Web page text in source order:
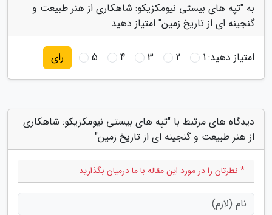
به "تپه های بیستی نیومکزیکو: شاهکاری از هنر طبیعت و
گنجینه ای از تاریخ زمین" امتیاز دهید
امتیاز دهید:1
2
3
4
5 رای
دیدگاه های مرتبط با "تپه های بیستی نیومکزیکو: شاهکاری
از هنر طبیعت و گنجینه ای از تاریخ زمین"
* نظرتان را در مورد این مقاله با ما درمیان بگذارید